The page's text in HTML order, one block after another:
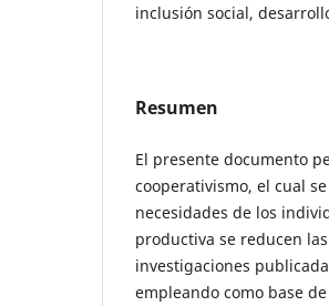
inclusión social,
Resumen
El presente documento
cooperativismo, el cual
necesidades de los
productiva se reducen
investigaciones
empleando como base